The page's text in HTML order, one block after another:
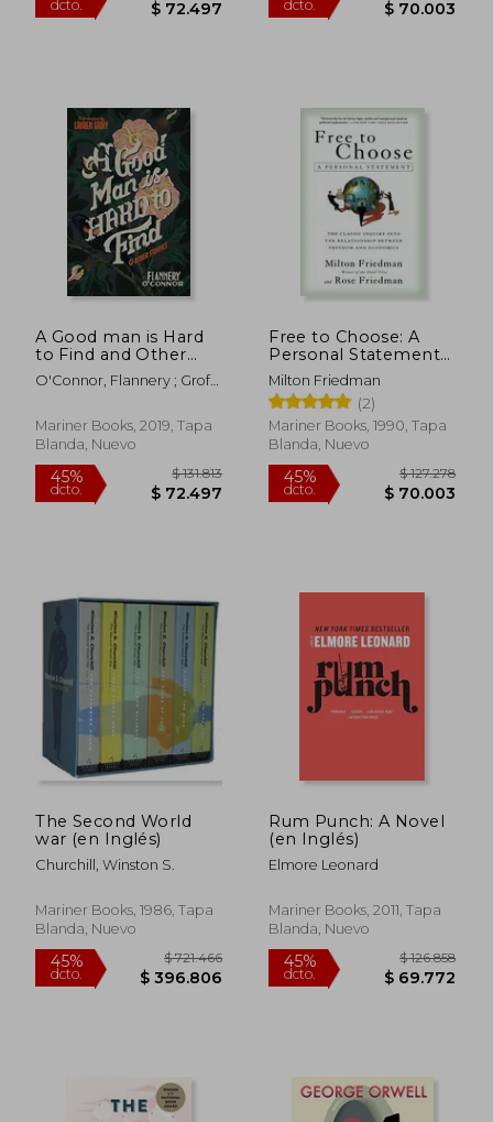
45% $ 131.813 45% $
A Good man is Hard
to Find and Other
Stories (en Inglés)
O'Connor, Flannery ; Groff,
Mariner Books, 2019, Tapa
Blanda, Nuevo
Free to Choose: A
Personal Statement
(en Inglés)
Milton Friedman
(2)
Mariner Books, 1990, Tapa
Blanda, Nuevo
The Second World
war (en Inglés)
Churchill, Winston S.
Mariner Books, 1986, Tapa
Blanda, Nuevo
Rum Punch: A Novel
(en Inglés)
Elmore Leonard
Mariner Books, 2011, Tapa
Blanda, Nuevo